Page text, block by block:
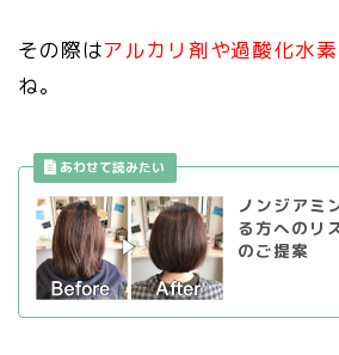
その際はアルカリ剤や過酸化水
ね。
ノンジアミ
る方へのリ
のご提案